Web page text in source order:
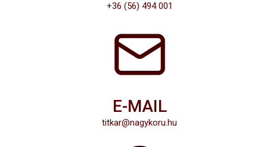
+36 (56) 494 001
E-MAIL
titkar@nagykoru.hu